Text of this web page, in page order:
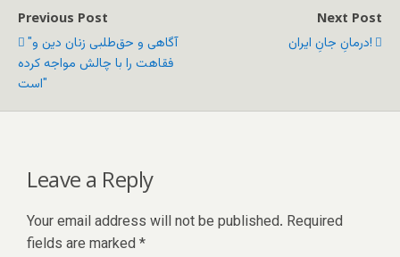
Previous Post
"آگاهی و حق‌طلبی زنان دین و
فقاهت را با چالش مواجه کرده
است"
Next Post
درمانِ جانِ ایران!
Leave a Reply
Your email address will not be published. Required
fields are marked *